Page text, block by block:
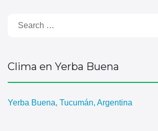
Clima en Yerba Buena
Yerba Buena, Tucumán, Argentina